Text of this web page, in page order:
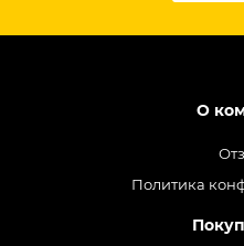
О
Политика